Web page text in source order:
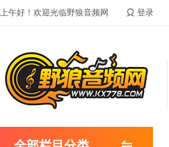
上午好！欢迎光临野狼音频网  登录